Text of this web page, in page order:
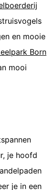
en mooie
Born
mooi
je hoofd
je in een